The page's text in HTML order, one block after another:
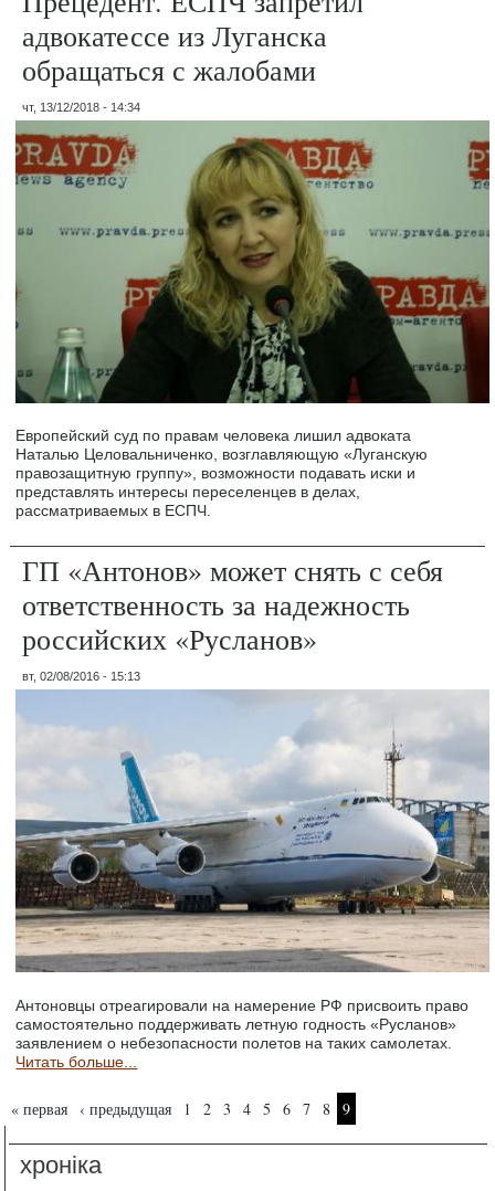
адвокатессе из Луганска
обращаться с жалобами
чт, 13/12/2018 - 14:34
Европейский суд по правам человека лишил адвоката
Наталью Целовальниченко, возглавляющую «Луганскую
правозащитную группу», возможности подавать иски и
представлять интересы переселенцев в делах,
рассматриваемых в ЕСПЧ.
ГП «Антонов» может снять с себя
ответственность за надежность
российских «Русланов»
вт, 02/08/2016 - 15:13
Антоновцы отреагировали на намерение РФ присвоить право
самостоятельно поддерживать летную годность «Русланов»
заявлением о небезопасности полетов на таких самолетах.
Читать больше...
Страницы
« первая ‹ предыдущая 1 2 3 4 5 6 7 8 9
хроніка